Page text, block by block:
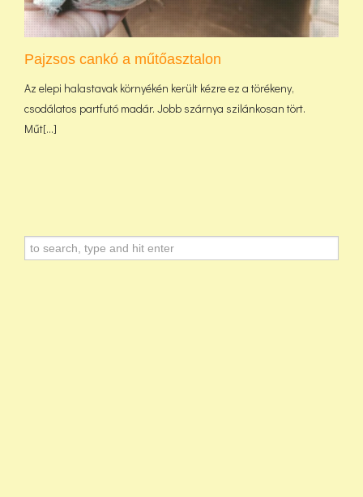
Pajzsos cankó a műtőasztalon
Az elepi halastavak környékén került kézre ez a törékeny,
csodálatos partfutó madár. Jobb szárnya szilánkosan tört.
Műt[...]